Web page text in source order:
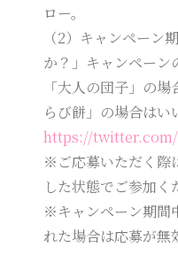
ロー。
（2）キャンペーン
か？」キャンペーン
「大人の団子」の
らび餅」の場合はい
https://twitter.com/
※ご応募いただく際
した状態でご参加く
※キャンペーン期間
れた場合は応募が無